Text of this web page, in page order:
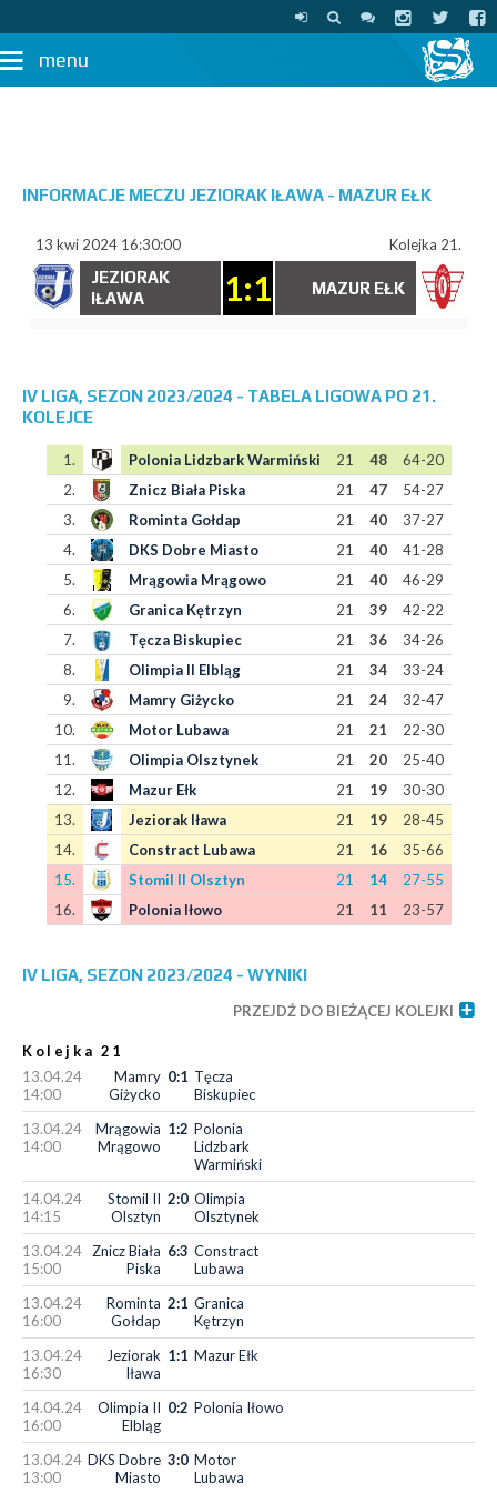
menu
INFORMACJE MECZU JEZIORAK IŁAWA - MAZUR EŁK
13 kwi 2024 16:30:00 Kolejka 21.
JEZIORAK
IŁAWA
1:1 MAZUR EŁK
IV LIGA, SEZON 2023/2024 - TABELA LIGOWA PO 21.
KOLEJCE
1. Polonia Lidzbark Warmiński 21 48
64-20
2.
Znicz Biała Piska 21 47
54-27
3.
Rominta Gołdap 21 40
37-27
4.
DKS Dobre Miasto 21 40
41-28
5.
Mrągowia Mrągowo 21 40
46-29
6.
Granica Kętrzyn 21 39
42-22
7.
Tęcza Biskupiec 21 36
34-26
8.
Olimpia II Elbląg 21 34
33-24
9.
Mamry Giżycko 21 24
32-47
10.
Motor Lubawa 21 21
22-30
11.
Olimpia Olsztynek 21 20
25-40
12.
Mazur Ełk 21 19
30-30
13.
Jeziorak Iława 21 19
28-45
14.
Constract Lubawa 21 16
35-66
15.
Stomil II Olsztyn 21 14
27-55
16.
Polonia Iłowo 21 11 23-57
IV LIGA, SEZON 2023/2024 - WYNIKI
PRZEJDŹ DO BIEŻĄCEJ KOLEJKI
Kolejka 21
13.04.24
14:00
Mamry
Giżycko
0:1 Tęcza
Biskupiec
13.04.24
14:00
Mrągowia
Mrągowo
1:2 Polonia
Lidzbark
Warmiński
14.04.24
14:15
Stomil II
Olsztyn
2:0 Olimpia
Olsztynek
13.04.24
15:00
Znicz Biała
Piska
6:3 Constract
Lubawa
13.04.24
16:00
Rominta
Gołdap
2:1 Granica
Kętrzyn
13.04.24
16:30
Jeziorak
Iława
1:1 Mazur Ełk
14.04.24
16:00
Olimpia II
Elbląg
0:2 Polonia Iłowo
13.04.24
13:00
DKS Dobre
Miasto
3:0 Motor
Lubawa